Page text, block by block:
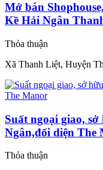
Mở bán
Kề Hải Ngân
Thỏa thuận
Xã Thanh Liệt, Huyện
Suất ngoại giao,
Ngân,đối diện The
Thỏa thuận